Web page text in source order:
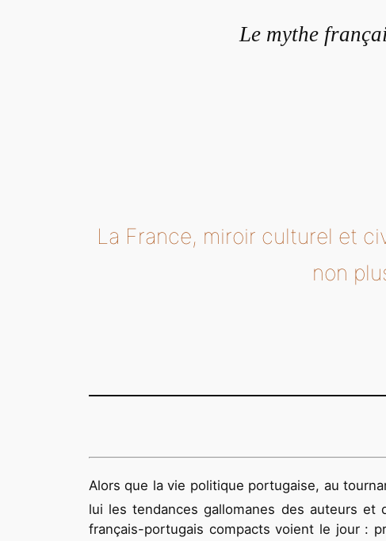
Le mythe
La France, miroir culturel et
non
Alors que la vie politique portugaise, au
lui les tendances gallomanes des auteurs et
français-portugais compacts voient le jour :